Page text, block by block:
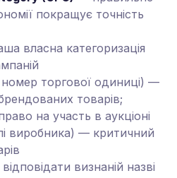
покращує точність
власна категоризація
торгової одиниці) —
товарів;
на участь в аукціоні
виробника) — критичний
визнаній назві